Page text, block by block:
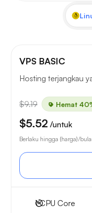
VPS BASIC
Hosting terjangkau
$9.19 Hemat
$5.52 /untuk
Berlaku hingga {harga}/
1CPU Core